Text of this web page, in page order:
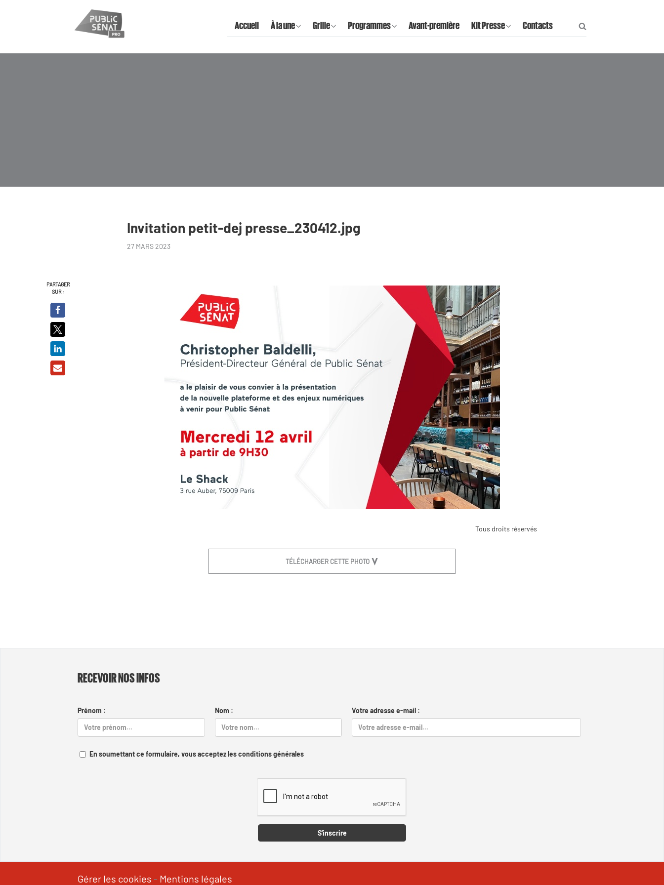
Accueil À la une Grille Programmes Avant-première Kit Presse Contacts
Invitation petit-dej presse_230412.jpg
27 MARS 2023
PARTAGER
SUR :
Tous droits réservés
TÉLÉCHARGER CETTE PHOTO
RECEVOIR NOS INFOS
Prénom : Nom : Votre adresse e-mail :
En soumettant ce formulaire, vous acceptez les conditions générales
S'inscrire
Gérer les cookies - Mentions légales